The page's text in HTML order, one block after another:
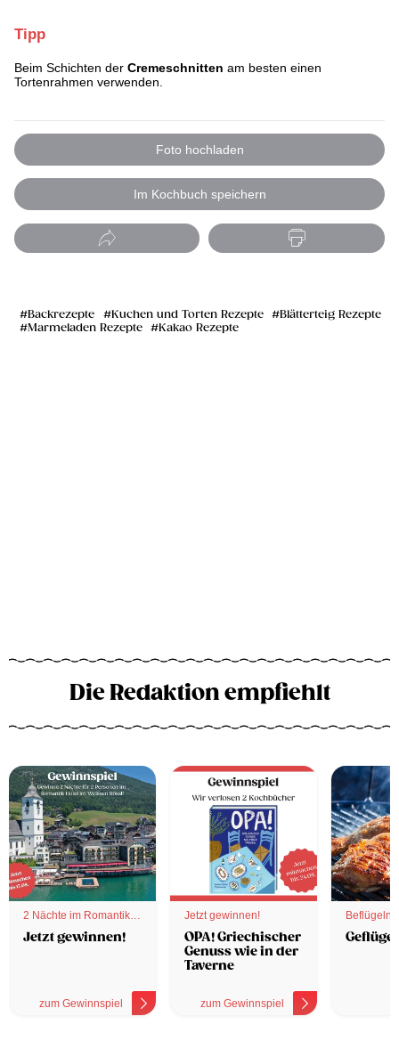
Tipp
Beim Schichten der Cremeschnitten am besten einen
Tortenrahmen verwenden.
Foto hochladen
Im Kochbuch speichern
Backrezepte Kuchen und Torten Rezepte
Blätterteig Rezepte
Marmeladen Rezepte
Kakao Rezepte
Die Redaktion empfiehlt
2 Nächte im Romantik
Hotel
Jetzt gewinnen!
zum Gewinnspiel
Jetzt gewinnen!
OPA! Griechischer
Genuss wie in der
Taverne
zum Gewinnspiel